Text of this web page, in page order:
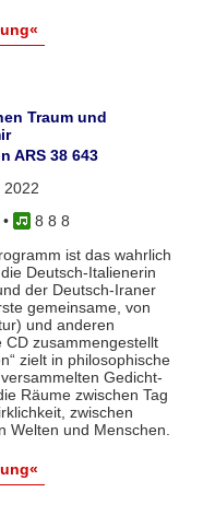
Traum und
ARS 38 643
2022
•
8 8 8
ist das wahrlich
Deutsch-Italienerin
der Deutsch-Iraner
gemeinsame, von
und anderen
zusammengestellt
zielt in philosophische
Gedicht-
Räume zwischen Tag
zwischen
Welten und Menschen.